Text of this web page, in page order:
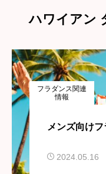
ハワイアン
フラダンス関連
情報
メンズ向け
2024.05.16